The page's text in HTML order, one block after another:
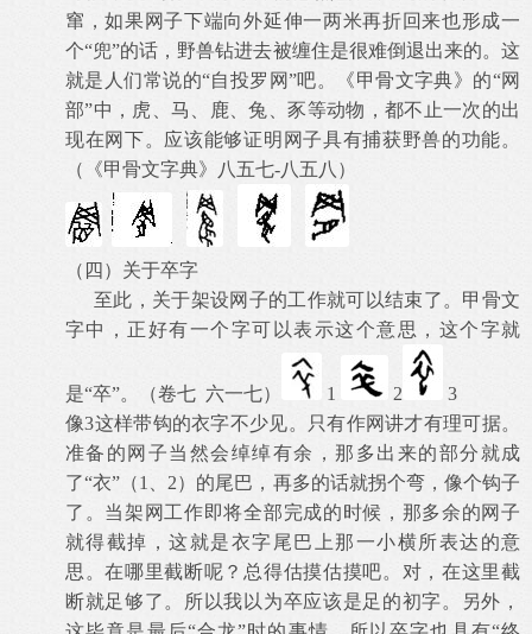
窜，如果网子下端向外延伸一两米再折回来也形成一
个“兜”的话，野兽钻进去被缠住是很难倒退出来的。这
就是人们常说的“自投罗网”吧。《甲骨文字典》的“网
部”中，虎、马、鹿、兔、豕等动物，都不止一次的出
现在网下。应该能够证明网子具有捕获野兽的功能。
（《甲骨文字典》八五七-八五八）
（四）关于卒字
至此，关于架设网子的工作就可以结束了。甲骨文
字中，正好有一个字可以表示这个意思，这个字就
是“卒”。（卷七 六一七） 1 2
3
像3这样带钩的衣字不少见。只有作网讲才有理可据。
准备的网子当然会绰绰有余，那多出来的部分就成
了“衣”（1 2）的尾巴，再多的话就拐个弯，像个钩子
了。当架网工作即将全部完成的时候，那多余的网子
就得截掉，这就是衣字尾巴上那一小横所表达的意
思。在哪里截断呢？总得估摸估摸吧。对，在这里截
断就足够了。所以我以为卒应该是足的初字。另外，